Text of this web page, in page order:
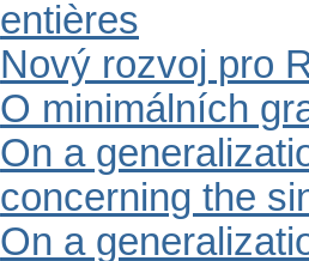
entières
Nový rozvoj pro
O minimálních
On a
concerning the
On a